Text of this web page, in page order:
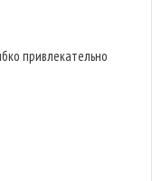
привлекательно